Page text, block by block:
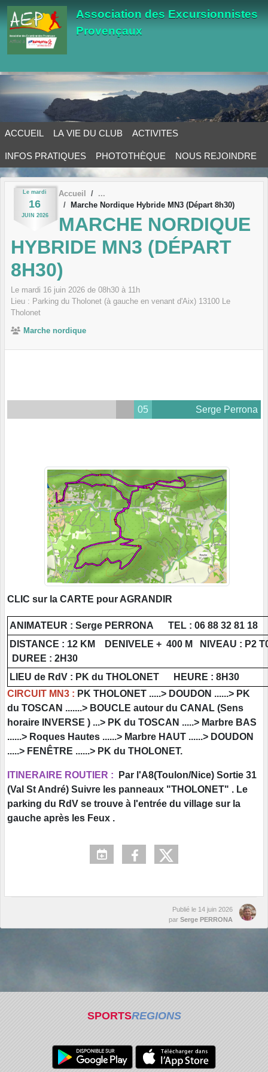
Association des Excursionnistes
Provençaux
ACCUEIL LA VIE DU CLUB ACTIVITES
INFOS PRATIQUES PHOTOTHÈQUE NOUS REJOINDRE
Le mardi
16
JUIN 2026
Accueil
Marche Nordique Hybride MN3 (Départ 8h30)
MARCHE NORDIQUE
HYBRIDE MN3 (DÉPART
8H30)
Le mardi 16 juin 2026 de 08h30 à 11h
Lieu : Parking du Tholonet (à gauche en venant d'Aix) 13100 Le
Tholonet
Marche nordique
05 Serge Perrona
CLIC sur la CARTE pour AGRANDIR
ANIMATEUR : Serge PERRONA TEL : 06 88 32 81 18
DISTANCE : 12 KM DENIVELE + 400 M NIVEAU : P2
DUREE : 2H30
LIEU de RdV : PK du THOLONET HEURE : 8H30
CIRCUIT MN3 : PK THOLONET .....> DOUDON ......> PK
du TOSCAN .......> BOUCLE autour du CANAL (Sens
horaire INVERSE ) ...> PK du TOSCAN .....> Marbre BAS
......> Roques Hautes ......> Marbre HAUT ......> DOUDON
.....> FENÊTRE ......> PK du THOLONET.
ITINERAIRE ROUTIER :
Par l'A8(Toulon/Nice) Sortie 31
(Val St André) Suivre les panneaux "THOLONET" . Le
parking du RdV se trouve à l'entrée du village sur la
gauche après les Feux .
Publié le 14 juin 2026
par Serge PERRONA
SPORTSREGIONS
Panneau de gestion des cookies